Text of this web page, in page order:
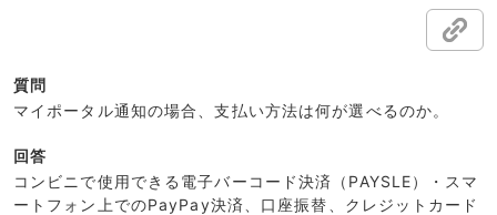
質問
マイポータル通知の場合、支払い方法は何が選べるのか。
回答
コンビニで使用できる電子バーコード決済（PAYSLE）・スマ
ートフォン上でのPayPay決済、口座振替、クレジットカード